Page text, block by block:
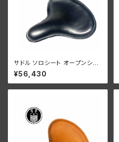
サドル ソロシート オープンシー
ム オールレザー ハーレー KR
ボバースタイル ブラック
¥56,430